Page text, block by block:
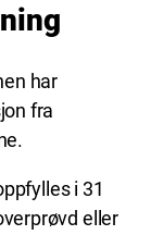
har
fra
i 31
eller